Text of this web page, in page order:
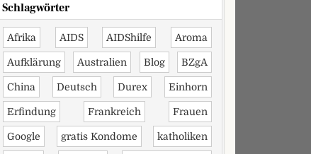
Schlagwörter
Afrika AIDS AIDShilfe Aroma
Aufklärung Australien Blog BZgA
China Deutsch Durex Einhorn
Erfindung Frankreich Frauen
Google gratis Kondome katholiken